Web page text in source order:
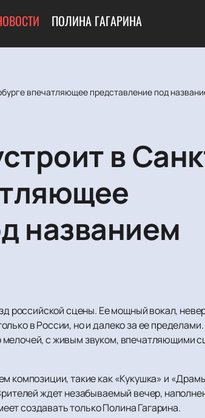
ПОЛИНА ГАГАРИНА
впечатляющее представление под
в
названием
российской сцены. Ее мощный вокал,
в России, но и далеко за ее
с живым звуком, впечатляющими
композиции, такие как «Кукушка» и
ждет незабываемый вечер,
создавать только Полина Гагарина.